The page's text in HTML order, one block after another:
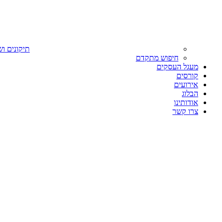
תיקונים
חיפוש מתקדם
מעגל העסקים
קורסים
אירועים
הבלוג
אודותינו
צרו קשר